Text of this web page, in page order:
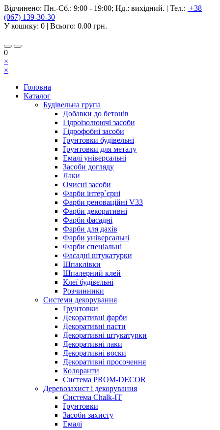
Відчинено: Пн.-Сб.: 9:00 - 19:00; Нд.: вихідний. | Тел.: +38
(067) 139-30-30
У кошику: 0 | Всього: 0.00 грн.
0
×
×
Головна
Каталог
Будівельна група
Добавки до бетонів
Гідроізолюючі засоби
Гідрофобні засоби
Ґрунтовки будівельні
Ґрунтовки для металу
Емалі універсальні
Засоби догляду
Лаки
Очисні засоби
Фарби інтер`єрні
Фарби реноваційні V33
Фарби декоративні
Фарби фасадні
Фарби для дахів
Фарби універсальні
Фарби спеціальні
Фасадні штукатурки
Шпаклівки
Шпалерний клей
Клеї будівельні
Розчинники
Системи декорування
Ґрунтовки
Декоративні фарби
Декоративні пасти
Декоративні штукатурки
Декоративні лаки
Декоративні воски
Декоративні просочення
Колоранти
Система PROM-DECOR
Деревозахист і декорування
Система Chalk-IT
Ґрунтовки
Засоби захисту
Емалі